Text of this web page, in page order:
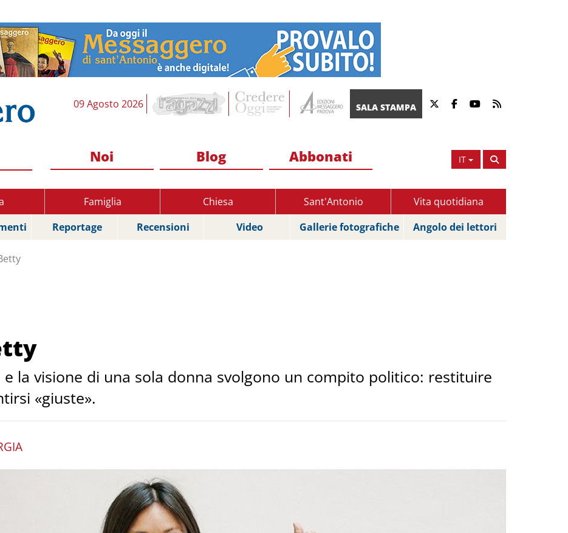
09 Agosto 2026 SALA STAMPA
IT
Noi Blog Abbonati
Famiglia Chiesa Sant'Antonio
Vita quotidiana
Reportage Recensioni Video Gallerie fotografiche Angolo dei lettori
la visione di una sola donna svolgono un compito politico: restituire
«giuste».